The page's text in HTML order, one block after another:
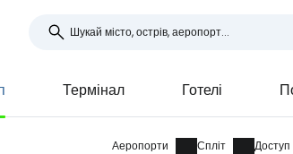
Термінал Готелі
Аеропорти Спліт Доступ